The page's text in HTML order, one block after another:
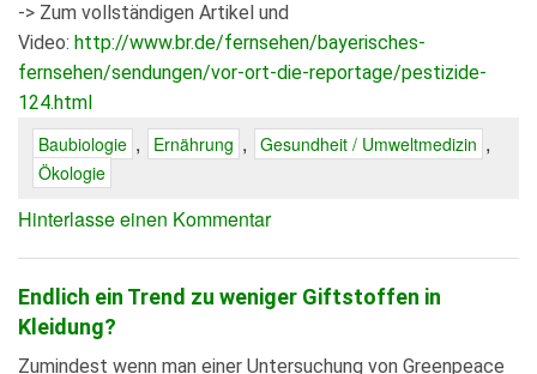
-> Zum vollständigen Artikel und
Video: http://www.br.de/fernsehen/bayerisches-
fernsehen/sendungen/vor-ort-die-reportage/pestizide-
124.html
Baubiologie , Ernährung , Gesundheit / Umweltmedizin ,
Ökologie
Hinterlasse einen Kommentar
Endlich ein Trend zu weniger Giftstoffen in
Kleidung?
Zumindest wenn man einer Untersuchung von Greenpeace